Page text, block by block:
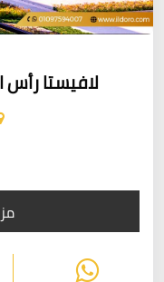
لافيستا